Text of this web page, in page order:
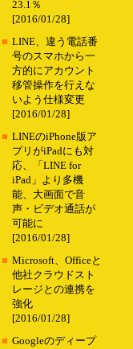
23.1％
[2016/01/28]
■ LINE、違う電話番
号のスマホから一
方的にアカウント
移管操作を行えな
いよう仕様変更
[2016/01/28]
■ LINEのiPhone版ア
プリがiPadにも対
応、「LINE for
iPad」より多機
能、大画面で音
声・ビデオ通話が
可能に
[2016/01/28]
■ Microsoft、Officeと
他社クラウドスト
レージとの連携を
強化
[2016/01/28]
■ Googleのディープ